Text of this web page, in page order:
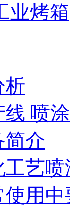
业烤箱
析
喷
介
艺
用